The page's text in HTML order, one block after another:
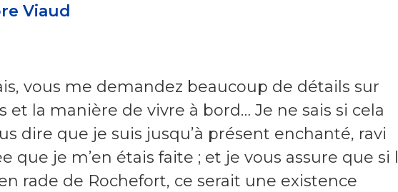
Viaud
vous me demandez beaucoup de détails sur
et la manière de vivre à bord… Je ne sais si cela
dire que je suis jusqu’à présent enchanté, ravi
que je m’en étais faite ; et je vous assure que si
rade de Rochefort, ce serait une existence